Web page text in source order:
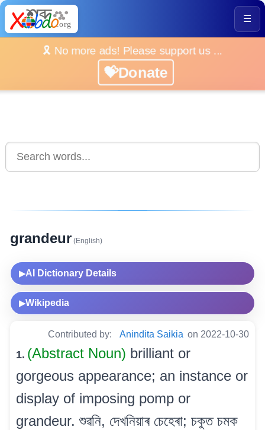
☰
🎗️ No more ads! Please support us ...
💝Donate
grandeur (English)
▶AI Dictionary Details
▶Wikipedia
Contributed by: Anindita Saikia on 2022-10-30
1. (Abstract Noun) brilliant or
gorgeous appearance; an instance or
display of imposing pomp or
grandeur. শুৱনি, দেখনিয়াৰ চেহেৰা; চকুত চমক